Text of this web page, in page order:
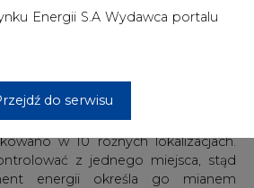
Energii S.A Wydawca portalu
do serwisu
r.
jego baterie mogą pracować przy
skład wielkiego magazynu energii
w 10 różnych lokalizacjach.
z jednego miejsca, stąd
energii określa go mianem